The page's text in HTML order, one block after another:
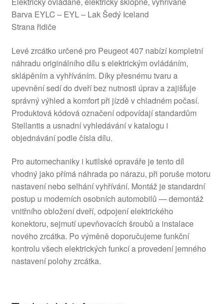
Barva EYLC – EYL – Lak Šedý Iceland
Strana řidiče
Levé zrcátko určené pro Peugeot 407 nabízí kompletní
náhradu originálního dílu s elektrickým ovládáním,
sklápěním a vyhříváním. Díky přesnému tvaru a
upevnění sedí do dveří bez nutnosti úprav a zajišťuje
správný výhled a komfort při jízdě v chladném počasí.
Produktová kódová označení odpovídají standardům
Stellantis a usnadní vyhledávání v katalogu i
objednávání podle čísla dílu.
Pro automechaniky i kutilské opraváře je tento díl
vhodný jako přímá náhrada po nárazu, při poruše motoru
nastavení nebo selhání vyhřívání. Montáž je standardní
postup u moderních osobních automobilů — demontáž
vnitřního obložení dveří, odpojení elektrického
konektoru, sejmutí upevňovacích šroubů a instalace
nového zrcátka. Po výměně doporučujeme funkční
kontrolu všech elektrických funkcí a provedení jemného
nastavení polohy zrcátka.